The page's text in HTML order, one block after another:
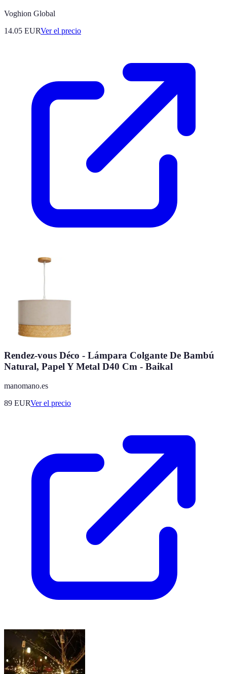
Voghion Global
14.05 EURVer el precio
Rendez-vous Déco - Lámpara Colgante De Bambú
Natural, Papel Y Metal D40 Cm - Baikal
manomano.es
89 EURVer el precio